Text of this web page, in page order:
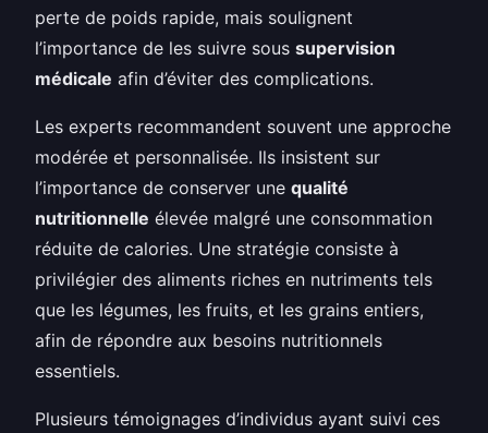
perte de poids rapide, mais soulignent
l’importance de les suivre sous supervision
médicale afin d’éviter des complications.
Les experts recommandent souvent une approche
modérée et personnalisée. Ils insistent sur
l’importance de conserver une qualité
nutritionnelle élevée malgré une consommation
réduite de calories. Une stratégie consiste à
privilégier des aliments riches en nutriments tels
que les légumes, les fruits, et les grains entiers,
afin de répondre aux besoins nutritionnels
essentiels.
Plusieurs témoignages d’individus ayant suivi ces